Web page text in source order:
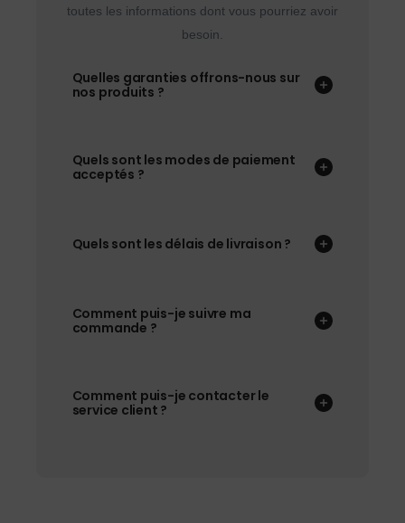
toutes les informations dont vous pourriez avoir
besoin.
Quelles garanties offrons-nous sur
nos produits ?
Quels sont les modes de paiement
acceptés ?
Quels sont les délais de livraison ?
Comment puis-je suivre ma
commande ?
Comment puis-je contacter le
service client ?